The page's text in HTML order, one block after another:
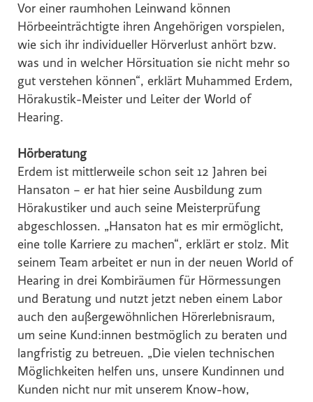
Vor einer raumhohen Leinwand können
Hörbeeinträchtigte ihren Angehörigen vorspielen,
wie sich ihr individueller Hörverlust anhört bzw.
was und in welcher Hörsituation sie nicht mehr so
gut verstehen können“, erklärt Muhammed Erdem,
Hörakustik-Meister und Leiter der World of
Hearing.
Hörberatung
Erdem ist mittlerweile schon seit 12 Jahren bei
Hansaton – er hat hier seine Ausbildung zum
Hörakustiker und auch seine Meisterprüfung
abgeschlossen. „Hansaton hat es mir ermöglicht,
eine tolle Karriere zu machen“, erklärt er stolz. Mit
seinem Team arbeitet er nun in der neuen World of
Hearing in drei Kombiräumen für Hörmessungen
und Beratung und nutzt jetzt neben einem Labor
auch den außergewöhnlichen Hörerlebnisraum,
um seine Kund:innen bestmöglich zu beraten und
langfristig zu betreuen. „Die vielen technischen
Möglichkeiten helfen uns, unsere Kundinnen und
Kunden nicht nur mit unserem Know-how,